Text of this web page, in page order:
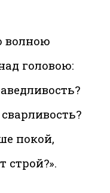
волною
головою:
покой,
строй?».